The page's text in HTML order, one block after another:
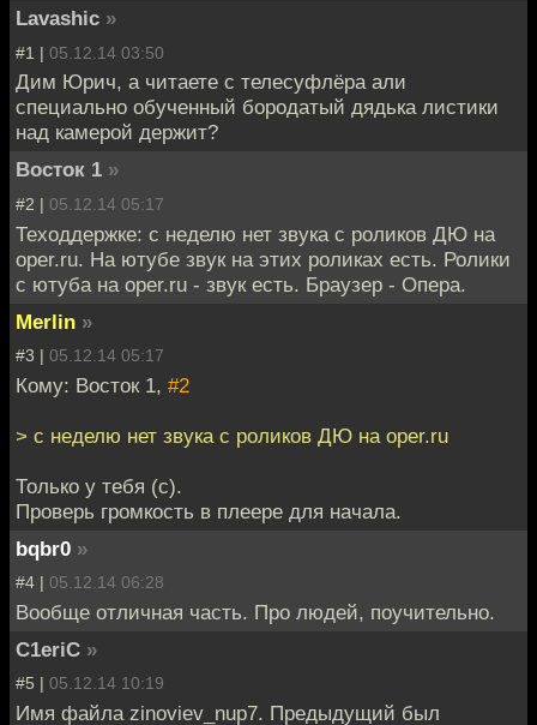
Lavashic »
#1 | 05.12.14 03:50
Дим Юрич, а читаете с телесуфлёра али
специально обученный бородатый дядька листики
над камерой держит?
Восток 1 »
#2 | 05.12.14 05:17
Теходдержке: с неделю нет звука с роликов ДЮ на
oper.ru. На ютубе звук на этих роликах есть. Ролики
с ютуба на oper.ru - звук есть. Браузер - Опера.
Merlin »
#3 | 05.12.14 05:17
Кому: Восток 1, #2
> с неделю нет звука с роликов ДЮ на oper.ru
Только у тебя (с).
Проверь громкость в плеере для начала.
bqbr0 »
#4 | 05.12.14 06:28
Вообще отличная часть. Про людей, поучительно.
C1eriC »
#5 | 05.12.14 10:19
Имя файла zinoviev_nup7. Предыдущий был